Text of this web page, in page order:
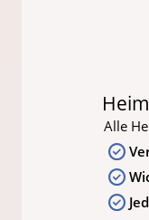
Alle